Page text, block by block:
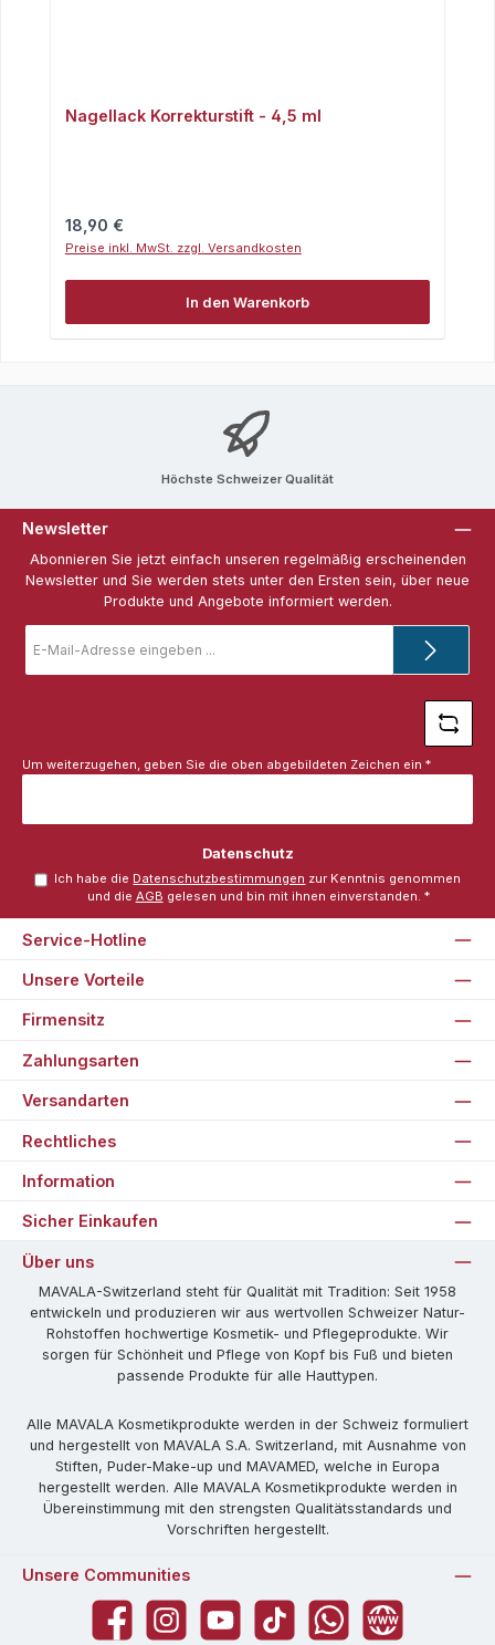
Nagellack Korrekturstift - 4,5 ml
Regulärer Preis:
18,90 €
Preise inkl. MwSt. zzgl. Versandkosten
In den Warenkorb
Höchste Schweizer Qualität
Newsletter
Abonnieren Sie jetzt einfach unseren regelmäßig erscheinenden
Newsletter und Sie werden stets unter den Ersten sein, über neue
Produkte und Angebote informiert werden.
Mail-
Adresse
Um weiterzugehen, geben Sie die oben abgebildeten Zeichen ein *
Datenschutz
Ich habe die Datenschutzbestimmungen zur Kenntnis genommen
und die AGB gelesen und bin mit ihnen einverstanden. *
Service-Hotline
Rechtliches
Information
Unsere Vorteile
Firmensitz
Zahlungsarten
Versandarten
Sicher Einkaufen
Über uns
MAVALA-Switzerland steht für Qualität mit Tradition: Seit 1958
entwickeln und produzieren wir aus wertvollen Schweizer Natur-
Rohstoffen hochwertige Kosmetik- und Pflegeprodukte. Wir
sorgen für Schönheit und Pflege von Kopf bis Fuß und bieten
passende Produkte für alle Hauttypen.
Alle MAVALA Kosmetikprodukte werden in der Schweiz formuliert
und hergestellt von MAVALA S.A. Switzerland, mit Ausnahme von
Stiften, Puder-Make-up und MAVAMED, welche in Europa
hergestellt werden. Alle MAVALA Kosmetikprodukte werden in
Übereinstimmung mit den strengsten Qualitätsstandards und
Vorschriften hergestellt.
Unsere Communities
FacebookInstagramYouTube TikTok WhatsAppWebsite